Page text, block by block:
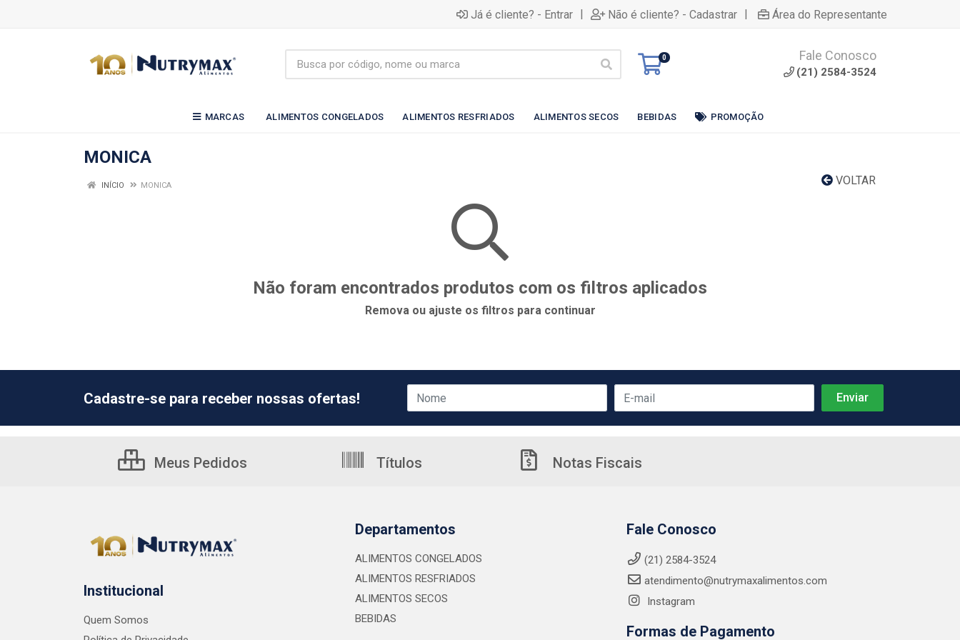
Já é cliente? - Entrar | Não é cliente? - Cadastrar | Área do Representante
0 Fale Conosco
(21) 2584-3524
MARCAS ALIMENTOS CONGELADOS ALIMENTOS RESFRIADOS ALIMENTOS SECOS BEBIDAS PROMOÇÃO
MONICA
VOLTAR
INÍCIO MONICA
Não foram encontrados produtos com os filtros aplicados
Remova ou ajuste os filtros para continuar
Cadastre-se para receber nossas ofertas!
Meus Pedidos Títulos Notas Fiscais
Institucional
Quem Somos
Departamentos
ALIMENTOS CONGELADOS
ALIMENTOS RESFRIADOS
ALIMENTOS SECOS
BEBIDAS
Fale Conosco
(21) 2584-3524
atendimento@nutrymaxalimentos.com
Instagram
Formas de Pagamento